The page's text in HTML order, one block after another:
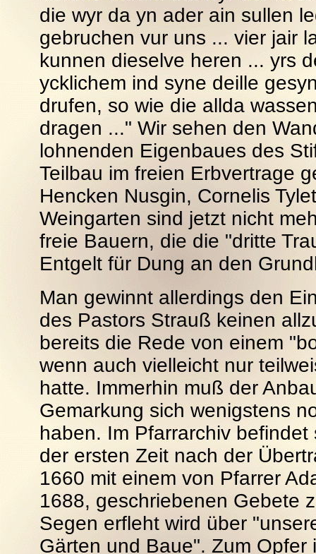
die wyr da yn ader ain sullen
gebruchen vur uns ... vier jair
kunnen dieselve heren ... yrs
ycklichem ind syne deille
drufen, so wie die allda
dragen ..." Wir sehen den
lohnenden Eigenbaues des
Teilbau im freien Erbvertrage
Hencken Nusgin, Cornelis
Weingarten sind jetzt nicht
freie Bauern, die die "dritte
Entgelt für Dung an den
Man gewinnt allerdings den
des Pastors Strauß keinen
bereits die Rede von einem
wenn auch vielleicht nur
hatte. Immerhin muß der
Gemarkung sich wenigstens
haben. Im Pfarrarchiv
der ersten Zeit nach der
1660 mit einem von Pfarrer
1688, geschriebenen Gebete
Segen erfleht wird über
Gärten und Baue". Zum